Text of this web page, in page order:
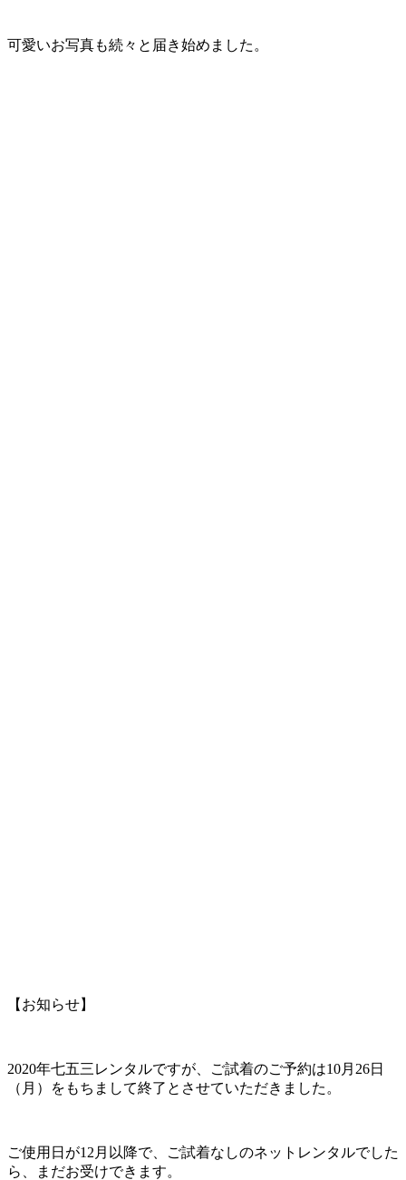
可愛いお写真も続々と届き始めました。
【お知らせ】
2020年七五三レンタルですが、ご試着のご予約は10月26日
（月）をもちまして終了とさせていただきました。
ご使用日が12月以降で、ご試着なしのネットレンタルでした
ら、まだお受けできます。